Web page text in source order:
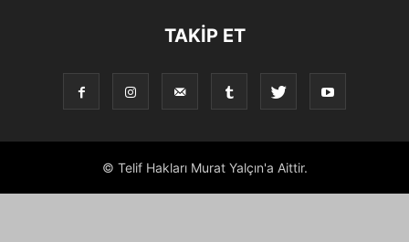
TAKIP ET
© Telif Hakları Murat Yalçın'a Aittir.